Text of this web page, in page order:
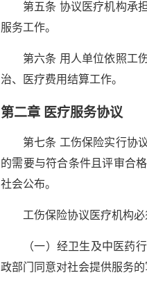
第五条 协议医疗机构承
服务工作。
第六条 用人单位依照工
治、医疗费用结算工作。
第二章 医疗服务协议
第七条 工伤保险实行协
的需要与符合条件且评审合
社会公布。
工伤保险协议医疗机构必
（一）经卫生及中医药
政部门同意对社会提供服务的